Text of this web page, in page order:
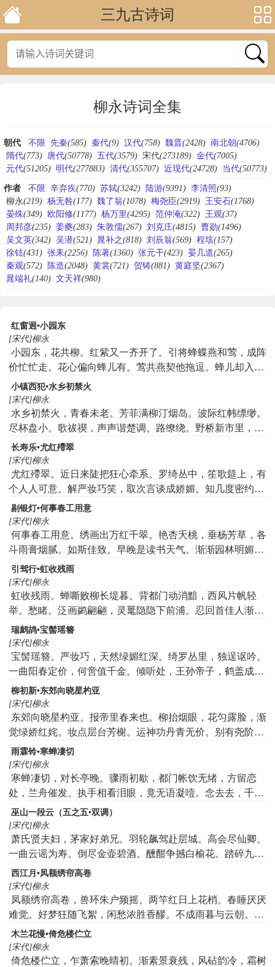
三九古诗词
柳永诗词全集
朝代 不限 先秦(585) 秦代(9) 汉代(758) 魏晋(2428) 南北朝(4706)
隋代(773) 唐代(50778) 五代(3579) 宋代(273189) 金代(7005)
元代(51205) 明代(277883) 清代(355707) 近现代(24728) 当代(50773)
作者 不限 辛弃疾(770) 苏轼(3242) 陆游(9391) 李清照(93)
柳永(219) 杨无咎(177) 魏了翁(1078) 梅尧臣(2919) 王安石(1768)
晏殊(349) 欧阳修(1177) 杨万里(4295) 范仲淹(322) 王观(37)
周邦彦(235) 姜夔(283) 朱敦儒(267) 刘克庄(4815) 曹勋(1496)
吴文英(342) 吴潜(521) 晁补之(818) 刘辰翁(569) 程垓(157)
徐铉(431) 张耒(2256) 陈著(1360) 张元干(423) 晏几道(265)
秦观(572) 陈造(2048) 黄裳(721) 贺铸(881) 黄庭坚(2367)
晁端礼(140) 文天祥(980)
红窗迥•小园东
[宋代]柳永
小园东，花共柳。红紫又一齐开了。引将蜂蝶燕和莺，成阵
价忙忙走。花心偏向蜂儿有。莺共燕契他拖逗。蜂儿却入花
里藏身，胡蝶儿你且退后。
小镇西犯•水乡初禁火
[宋代]柳永
水乡初禁火，青春未老。芳菲满柳汀烟岛。波际红帏缥缈。
尽杯盘小。歌祓禊，声声谐楚调。路缭绕。野桥新市里，花
秾妓好。引游人竞来欢笑。酩酊谁家年少。信玉山倒。家何
处，落日眠芳草。
长寿乐•尤红殢翠
[宋代]柳永
尤红殢翠。近日来陡把狂心牵系。罗绮丛中，笙歌筵上，有
个人人可意。解严妆巧笑，取次言谈成娇媚。知几度密约秦
楼尽醉。仍携手，眷恋香衾绣被。情渐美。算好把夕雨朝云
相继。便是仙禁春深，御炉香袅，临轩亲试。对天颜咫尺，
定然魁甲登高第。待恁时等著回来贺喜。好生地。剩与我儿
利市。
剔银灯•何事春工用意
[宋代]柳永
何事春工用意。绣画出万红千翠。艳杏夭桃，垂杨芳草，各
斗雨膏烟腻。如斯佳致。早晚是读书天气。渐渐园林明媚。
便好安排欢计。论篮买花，盈车载酒，百琲千金邀妓。何妨
沈醉。有人伴日高春睡。
引驾行•虹收残雨
[宋代]柳永
虹收残雨。蝉嘶败柳长堤暮。背都门动消黯，西风片帆轻
举。愁睹。泛画鹢翩翩，灵鼍隐隐下前浦。忍回首佳人渐
远，想高城隔烟树。几许。秦楼永昼，谢阁连宵奇遇。算赠
笑千金，酬歌百琲，尽成轻负。南顾。念吴邦越国，风烟萧
索在何处。独自个千山万水，指天涯去。
瑞鹧鸪•宝髻瑶簪
[宋代]柳永
宝髻瑶簪。严妆巧，天然绿媚红深。绮罗丛里，独逞讴吟。
一曲阳春定价，何啻值千金。倾听处，王孙帝子，鹤盖成
阴。凝态掩霞襟。动象板声声，怨思难任。嘹亮处，迥压弦
管低沈。时恁回眸敛黛，空役五陵心。须信道，缘情寄意，
别有知音。
柳初新•东郊向晓星杓亚
[宋代]柳永
东郊向晓星杓亚。报帝里春来也。柳抬烟眼，花匀露脸，渐
觉绿娇红姹。妆点层台芳榭。运神功丹青无价。别有尧阶试
罢。新郎君成行如画。杏园风细，桃花浪暖，竞喜羽迁鳞
化。遍九陌相将游冶。骤香尘宝鞍骄马。
雨霖铃▪寒蝉凄切
[宋代]柳永
寒蝉凄切，对长亭晚。骤雨初歇，都门帐饮无绪，方留恋
处，兰舟催发。执手相看泪眼，竟无语凝噎。念去去，千里
烟波，暮霭沉沉楚天阔。多情自古伤离别，更那堪，冷落清
秋节。今宵酒醒何处？杨柳岸，晓风残月。此去经年，应是
良辰好景虚设。便纵有千种风情，待与何人说！
巫山一段云（五之五•双调）
[宋代]柳永
萧氏贤夫妇，茅家好弟兄。羽轮飙驾赴层城。高会尽仙卿。
一曲云谣为寿。倒尽金壶碧酒。醺酣争撼白榆花。踏碎九光
霞。
西江月•凤额绣帘高卷
[宋代]柳永
凤额绣帘高卷，兽环朱户频摇。两竿红日上花梢。春睡厌厌
难觉。好梦狂随飞絮，闲愁浓胜香醪。不成雨暮与云朝。又
是韶光过了。
木兰花慢•倚危楼伫立
[宋代]柳永
倚危楼伫立，乍萧索晚晴初。渐素景衰残，风砧韵冷，霜树